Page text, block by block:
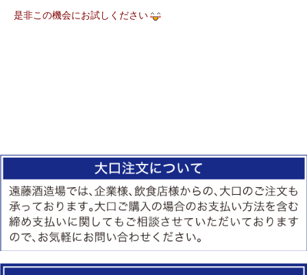
是非この機会にお試しください